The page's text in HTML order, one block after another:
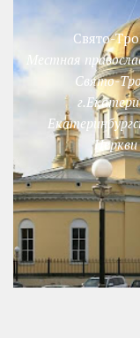
Свято-
Местная
Свято-